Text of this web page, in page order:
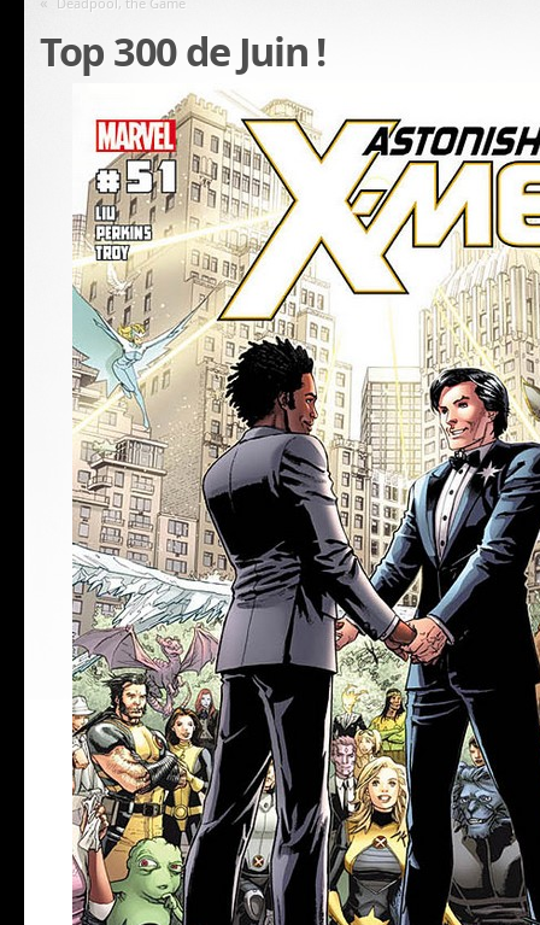
Top 300 de Juin !